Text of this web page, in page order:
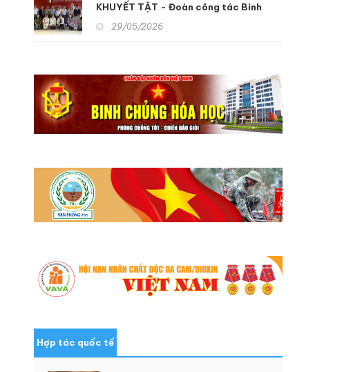
KHUYẾT TẬT - Đoàn công tác Binh
chủng Hóa học tham quan, học tập kinh
nghiệm hỗ trợ người khuyết tật và nạn
29/05/2026
Hợp tác quốc tế